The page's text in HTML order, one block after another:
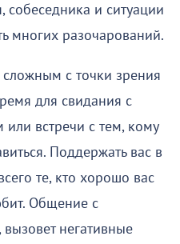
собеседника и ситуации
многих разочарований.
с точки зрения
для свидания с
встречи с тем, кому
Поддержать вас в
те, кто хорошо вас
Общение с
негативные